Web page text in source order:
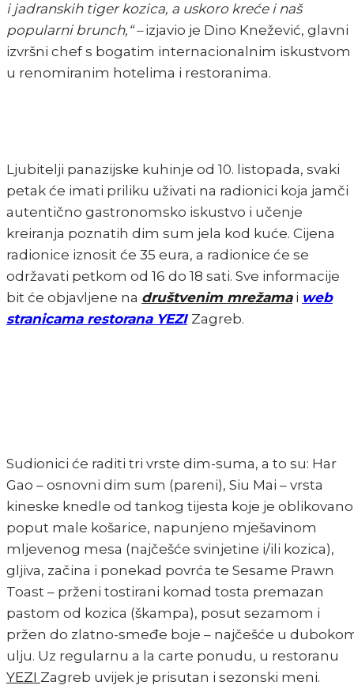
i jadranskih tiger kozica, a uskoro kreće i naš
popularni brunch,“ –izjavio je Dino Knežević, glavni
izvršni chef s bogatim internacionalnim iskustvom
u renomiranim hotelima i restoranima.
Ljubitelji panazijske kuhinje od 10. listopada, svaki
petak će imati priliku uživati na radionici koja jamči
autentično gastronomsko iskustvo i učenje
kreiranja poznatih dim sum jela kod kuće. Cijena
radionice iznosit će 35 eura, a radionice će se
održavati petkom od 16 do 18 sati. Sve informacije
bit će objavljene na društvenim mrežamai web
stranicama restorana YEZI Zagreb.
Sudionici će raditi tri vrste dim-suma, a to su: Har
Gao – osnovni dim sum (pareni), Siu Mai – vrsta
kineske knedle od tankog tijesta koje je oblikovano
poput male košarice, napunjeno mješavinom
mljevenog mesa (najčešće svinjetine i/ili kozica),
gljiva, začina i ponekad povrća te Sesame Prawn
Toast – prženi tostirani komad tosta premazan
pastom od kozica (škampa), posut sezamom i
pržen do zlatno-smeđe boje – najčešće u
ulju. Uz regularnu a la carte ponudu, u restoranu
YEZI Zagreb uvijek je prisutan i sezonski meni.